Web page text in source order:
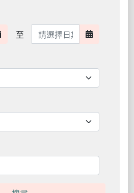
日期範圍開始
至 日期範圍結束 日期範圍